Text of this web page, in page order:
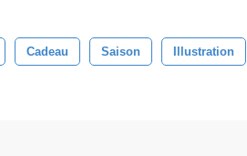
Cadeau Saison Illustration